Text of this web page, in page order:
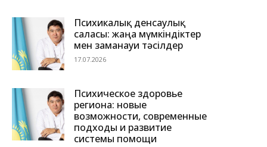
Психикалық денсаулық
саласы: жаңа мүмкіндіктер
мен заманауи тәсілдер
17.07.2026
Психическое здоровье
региона: новые
возможности, современные
подходы и развитие
системы помощи